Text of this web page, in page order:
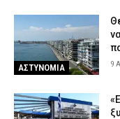
Νέα Φιλαδέλφεια: ΑΕΚ
Μιχάλη Κατσουρή, τρία
SPORTS 8 Αυγούστου
Άγριος ξυλοδαρμός
ΑΣΤΥΝΟΜΙΑ 8 Αυγούστου
ΑΣΤΥΝΟΜΙΑ 9